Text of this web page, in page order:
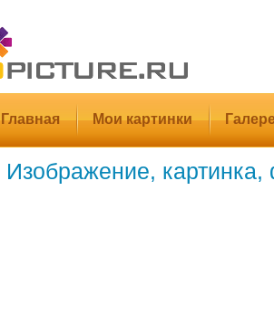
Главная Мои картинки
Изображение,